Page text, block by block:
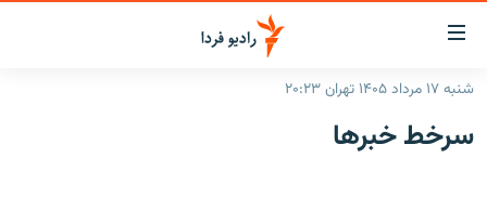
لینک‌های
قابلیت
دسترسی
بازگشت
ایران
شنبه ۱۷ مرداد ۱۴۰۵ تهران ۲۰:۲۳
سرخط‌ خبرها